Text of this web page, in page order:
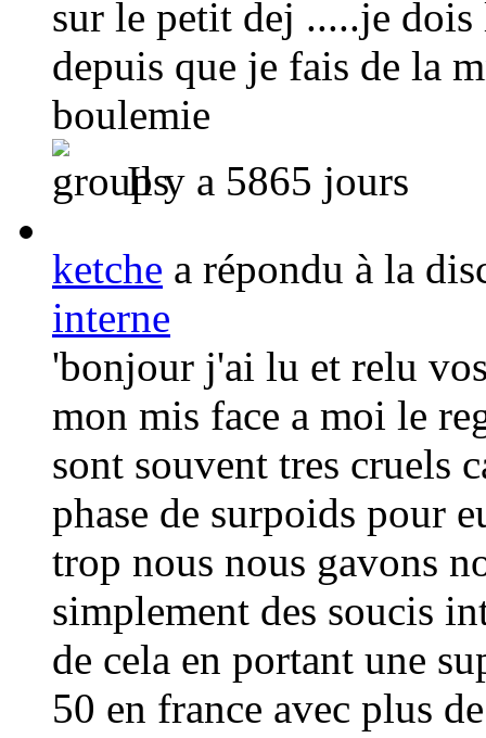
sur le petit dej .....je
depuis que je fais de la
boulemie
Il y a 5865 jours
ketche a répondu à la
interne
'bonjour j'ai lu et relu
mon mis face a moi le
sont souvent tres cruels
phase de surpoids pour
trop nous nous gavons
simplement des soucis
de cela en portant une
50 en france avec plus